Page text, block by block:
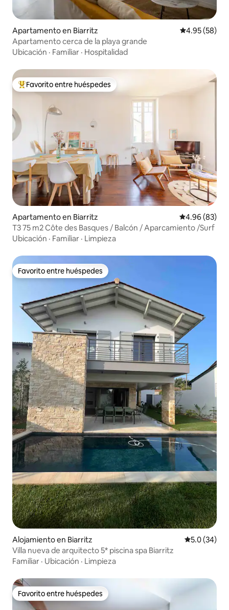
Apartamento en Biarritz Calificación
4.95 (58)
Apartamento cerca de la playa grande
Ubicación · Familiar · Hospitalidad
Favorito entre huéspedes preferido
Favorito entre huéspedes
Apartamento en Biarritz Calificación
4.96 (83)
T3 75 m2 Côte des Basques / Balcón / Aparcamiento /Surf
Ubicación · Familiar · Limpieza
Favorito entre huéspedes
Favorito entre huéspedes
Alojamiento en Biarritz Calificación
5.0 (34)
Villa nueva de arquitecto 5* piscina spa Biarritz
Familiar · Ubicación · Limpieza
Favorito entre huéspedes
Favorito entre huéspedes